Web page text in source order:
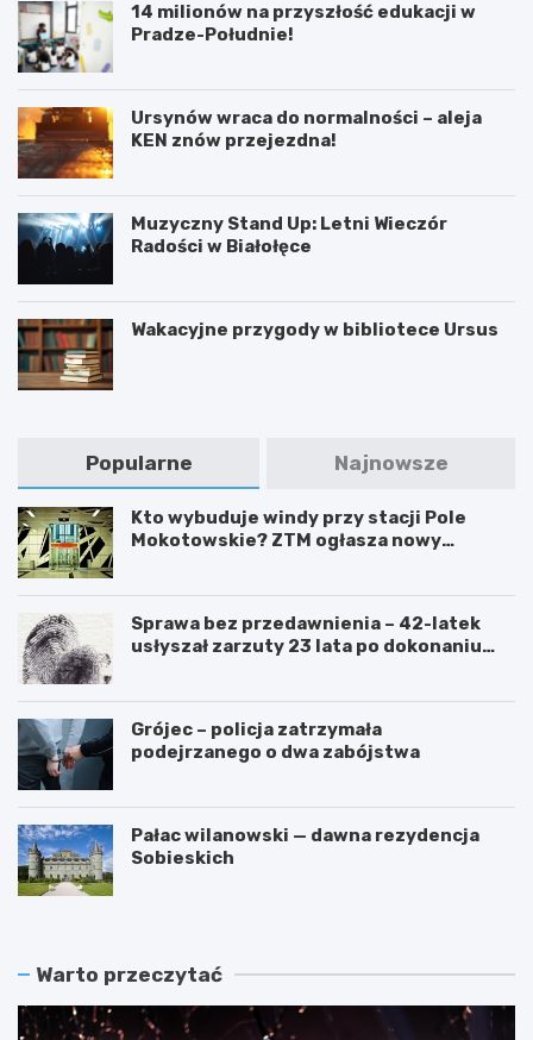
14 milionów na przyszłość edukacji w
Pradze-Południe!
Ursynów wraca do normalności – aleja
KEN znów przejezdna!
Muzyczny Stand Up: Letni Wieczór
Radości w Białołęce
Wakacyjne przygody w bibliotece Ursus
Popularne Najnowsze
Kto wybuduje windy przy stacji Pole
Mokotowskie? ZTM ogłasza nowy
Sprawa bez przedawnienia – 42-latek
usłyszał zarzuty 23 lata po dokonaniu
Grójec – policja zatrzymała
podejrzanego o dwa zabójstwa
Pałac wilanowski — dawna rezydencja
Sobieskich
Warto przeczytać